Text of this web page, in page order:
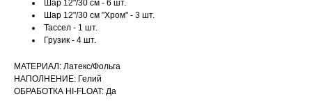
Шар 12"/30 см - 6 шт.
Шар 12"/30 см "Хром" - 3 шт.
Тассел - 1 шт.
Грузик - 4 шт.
МАТЕРИАЛ: Латекс/Фольга
НАПОЛНЕНИЕ: Гелий
ОБРАБОТКА HI-FLOAT: Да